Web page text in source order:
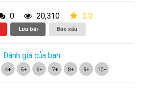
0 20,310 0.0
Lưu bài Báo xấu
Đánh giá của bạn
4+ 5+ 6+ 7+ 8+ 9+ 10+